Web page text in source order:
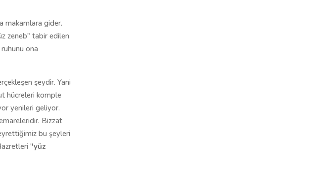
makamlara gider.
zeneb" tabir edilen
ona
şeydir. Yani
hücreleri komple
yenileri geliyor.
Bizzat
bu şeyleri
''yüz